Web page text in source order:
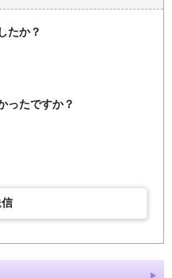
たか？
ったですか？